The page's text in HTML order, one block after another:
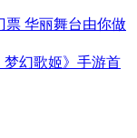
票 华丽舞台由你做
幻歌姬》手游首